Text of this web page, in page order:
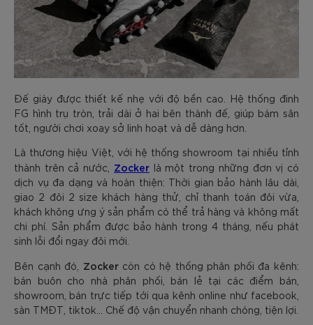
Đế giày được thiết kế nhẹ với độ bền cao. Hệ thống đinh
FG hình trụ tròn, trải dài ở hai bên thành đế, giúp bám sân
tốt, người chơi xoay sở linh hoạt và dễ dàng hơn.
Là thương hiệu Việt, với hệ thống showroom tại nhiều tỉnh
thành trên cả nước, Zocker là một trong những đơn vị có
dịch vụ đa dạng và hoàn thiện: Thời gian bảo hành lâu dài,
giao 2 đôi 2 size khách hàng thử, chỉ thanh toán đôi vừa,
khách không ưng ý sản phẩm có thể trả hàng và không mất
chi phí. Sản phẩm được bảo hành trong 4 tháng, nếu phát
sinh lỗi đổi ngay đôi mới.
Bên cạnh đó, Zocker còn có hệ thống phân phối đa kênh:
bán buôn cho nhà phân phối, bán lẻ tại các điểm bán,
showroom, bán trực tiếp tới qua kênh online như facebook,
sàn TMĐT, tiktok... Chế độ vận chuyển nhanh chóng, tiện lợi.